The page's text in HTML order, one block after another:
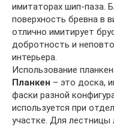
имитаторах шип-паза.
поверхность бревна в
отлично имитирует
добротность и
интерьера.
Использование
Планкен – это доска,
фаски разной
используется при
участке. Для